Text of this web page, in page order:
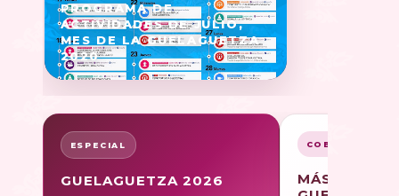
PROGRAMA DE
ACTIVIDADES DE JULIO,
MES DE LA GUELAGUETZA
2020
ESPECIAL
GUELAGUETZA 2026
COBERTURA
MÁS SOBRE